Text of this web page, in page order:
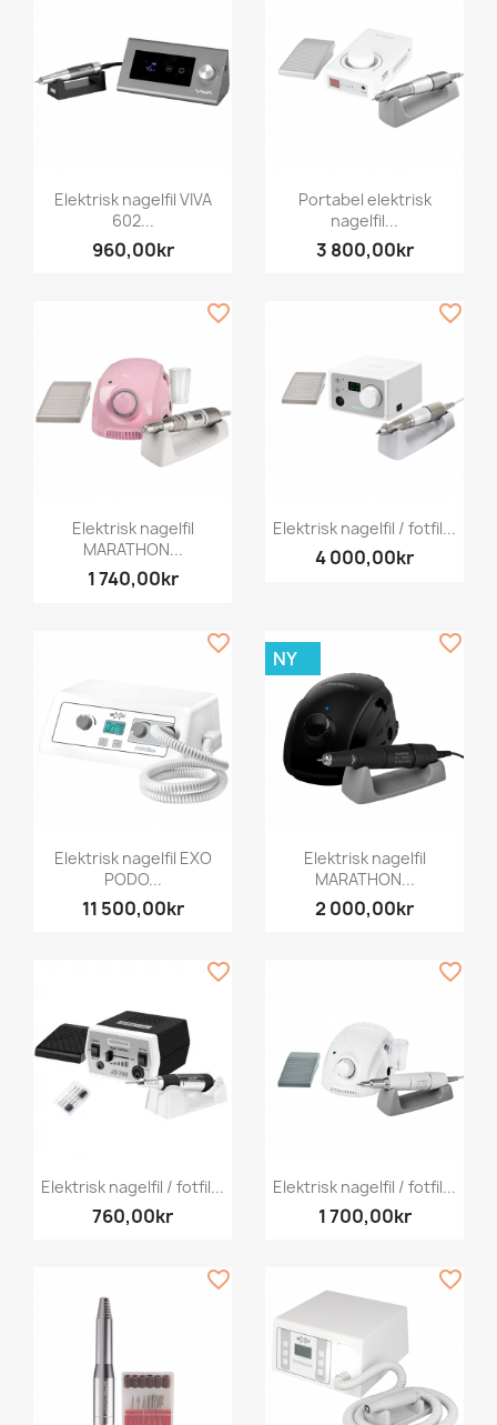
Elektrisk nagelfil VIVA
602...
960,00kr
Portabel elektrisk
nagelfil...
3 800,00kr
Elektrisk nagelfil
MARATHON...
1 740,00kr
favorite_border
Elektrisk nagelfil / fotfil...
4 000,00kr
favorite_border
Elektrisk nagelfil EXO
PODO...
11 500,00kr
favorite_border
Elektrisk nagelfil
MARATHON...
2 000,00kr
NY
favorite_border
Elektrisk nagelfil / fotfil...
760,00kr
favorite_border
Elektrisk nagelfil / fotfil...
1 700,00kr
favorite_border
favorite_border favorite_border